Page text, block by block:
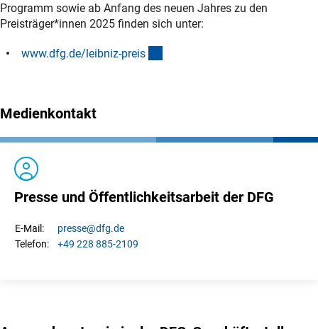
Programm sowie ab Anfang des neuen Jahres zu den
Preisträger*innen 2025 finden sich unter:
www.dfg.de/leibniz-preis
Medienkontakt
Presse und Öffentlichkeitsarbeit der DFG
E-Mail: presse@dfg.de
Telefon:
+49 228 885-2109